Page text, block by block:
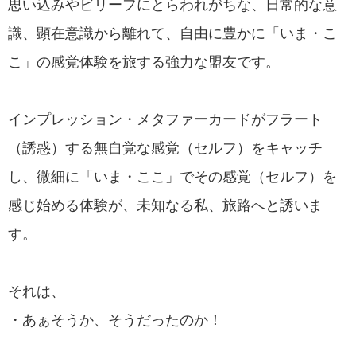
思い込みやビリーフにとらわれがちな、日常的な意
識、顕在意識から離れて、自由に豊かに「いま・こ
こ」の感覚体験を旅する強力な盟友です。
インプレッション・メタファーカードがフラート
（誘惑）する無自覚な感覚（セルフ）をキャッチ
し、微細に「いま・ここ」でその感覚（セルフ）を
感じ始める体験が、未知なる私、旅路へと誘いま
す。
それは、
・あぁそうか、そうだったのか！